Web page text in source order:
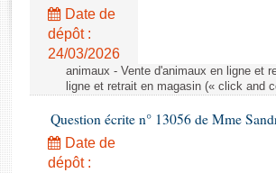
Rapports législatifs
Rapports sur l'application des lois
Baromètre de l’application des lois
Dossiers législatifs
Budget et sécurité sociale
Questions écrites et orales
Date de
dépôt :
24/03/2026
animaux - Vente d'animaux en ligne et
ligne et retrait en magasin (« click and
Question écrite n° 13056 de Mme
Date de
dépôt :